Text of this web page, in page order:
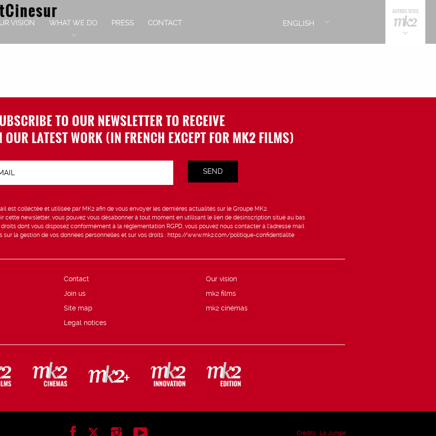
VISION WHAT WE DO PRESS CONTACT ENGLISH
TO OUR NEWSLETTER TO RECEIVE
OUR LATEST WORK (IN FRENCH EXCEPT FOR MK2 FILMS)
SEND
est collectée et utilisée par MK2 afin de vous envoyer les dernières actualités sur le Groupe MK2.
cette newsletter, vous pouvez vous désabonner à tout moment en utilisant le lien de désinscription situé au bas
dont vous disposez conformément à la réglementation RGPD, vous pouvez nous contacter à l’adresse mail
sur la gestion de vos données personnelles et sur vos droits : https://www.mk2.com/politique-confidentialite
Contact
Our vision
Join us
mk2 films
Site map
mk2 cinémas
Legal notices
Crédits : La Jungle